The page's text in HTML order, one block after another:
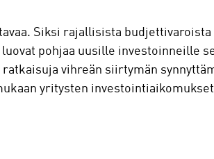
Siksi rajallisista budjettivaroista
pohjaa uusille investoinneille
vihreän siirtymän
yritysten